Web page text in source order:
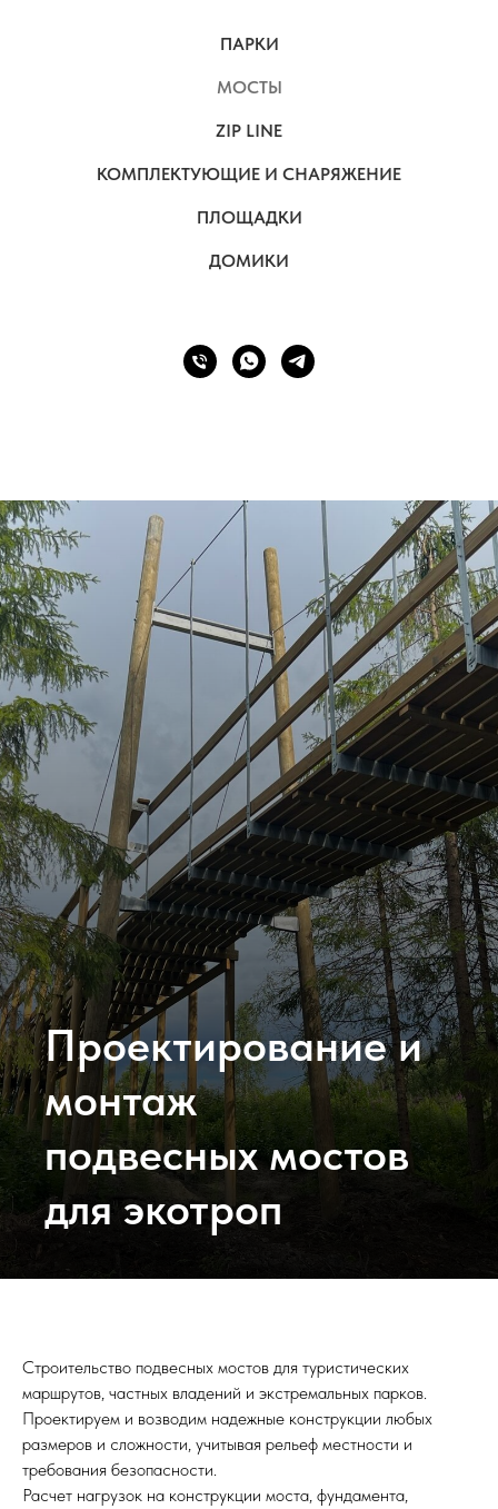
ПАРКИ
МОСТЫ
ZIP LINE
КОМПЛЕКТУЮЩИЕ И СНАРЯЖЕНИЕ
ПЛОЩАДКИ
ДОМИКИ
Проектирование и
монтаж
подвесных мостов
для экотроп
Строительство подвесных мостов для туристических
маршрутов, частных владений и экстремальных парков.
Проектируем и возводим надежные конструкции любых
размеров и сложности, учитывая рельеф местности и
требования безопасности.
Расчет нагрузок на конструкции моста, фундамента,